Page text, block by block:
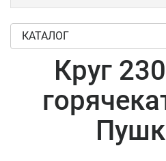
КАТАЛОГ
Круг